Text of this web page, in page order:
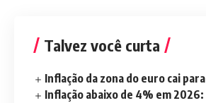
Talvez você curta
Inflação da zona do euro cai
Inflação abaixo de 4% em